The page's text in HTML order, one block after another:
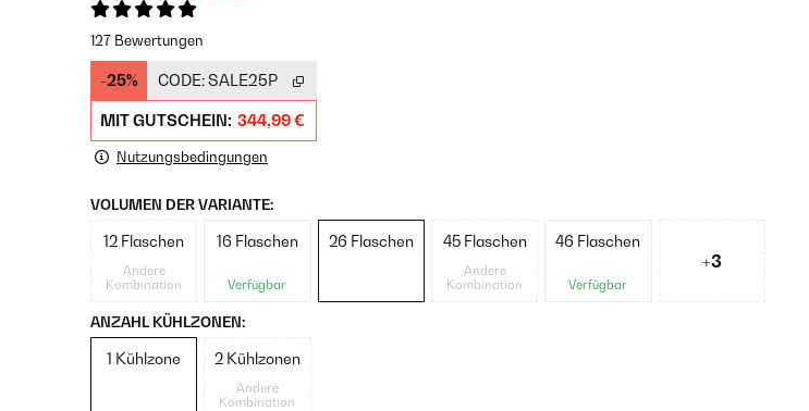
127 Bewertungen
-25% CODE:SALE25P
MIT GUTSCHEIN: 344,99 €
Nutzungsbedingungen
VOLUMEN DER VARIANTE:
12 Flaschen
Andere
Kombination
16 Flaschen
Verfügbar
26 Flaschen 45 Flaschen
Andere
Kombination
46 Flaschen
Verfügbar
+3
ANZAHL KÜHLZONEN:
1 Kühlzone 2 Kühlzonen
Andere
Kombination